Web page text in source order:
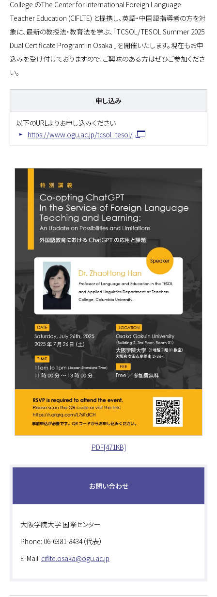
College のThe Center for International Foreign Language
Teacher Education (CIFLTE) と提携し、英語・中国語指導者の方を対
象に、最新の教授法・教育法を学ぶ、「TCSOL/TESOL Summer 2025
Dual Certificate Program in Osaka 」を開催いたします。現在もお申
込みを受け付けておりますので、ご興味のある方はぜひご参加くださ
い。
申し込み
以下のURLよりお申し込みください
https://www.ogu.ac.jp/tcsol_tesol/
PDF[471KB]
お問い合わせ
大阪学院大学 国際センター
Phone: 06-6381-8434（代表）
E-Mail: ciflte.osaka@ogu.ac.jp